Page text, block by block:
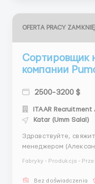
OFERTA PRACY
Сортировщик
компании
2500-3200 $
ITAAR Recruitment
Katar (Umm Salal)
Здравствуйте,
менеджером
на трудоустройство - Более 70000 тысяч
Fabryky - Produkcja -
Bez doświadczenia